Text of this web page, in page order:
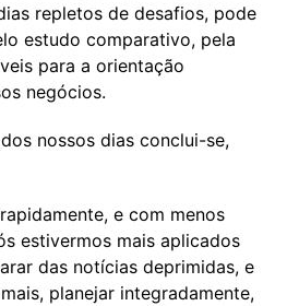
repletos de desafios, pode
estudo comparativo, pela
para a orientação
negócios.
nossos dias conclui-se,
e com menos
estivermos mais aplicados
das notícias deprimidas, e
planejar integradamente,